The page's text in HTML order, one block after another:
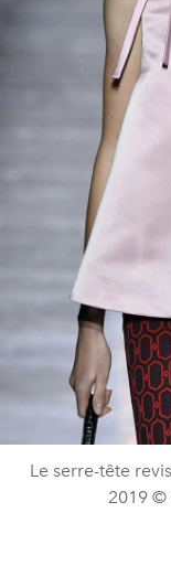
Le serre-tête
2019 ©